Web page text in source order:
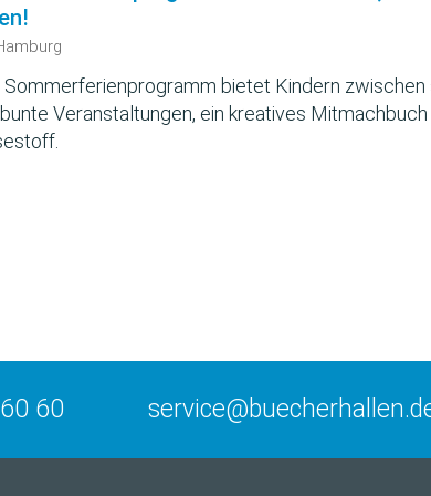
Sommerferienprogramm bietet Kindern
Veranstaltungen, ein kreatives
60